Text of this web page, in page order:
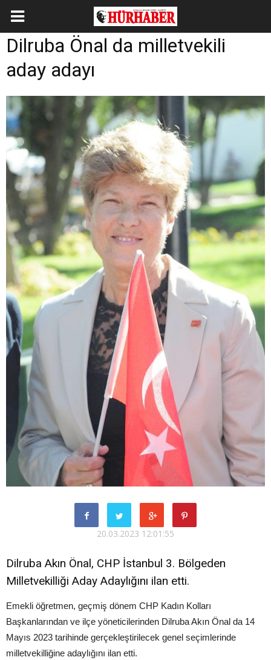
Dilruba Önal da milletvekili
aday adayı
20.03.2023 12:01:55
Dilruba Akın Önal, CHP İstanbul 3. Bölgeden
Milletvekilliği Aday Adaylığını ilan etti.
Emekli öğretmen, geçmiş dönem CHP Kadın Kolları
Başkanlarından ve ilçe yöneticilerinden Dilruba Akın Önal da 14
Mayıs 2023 tarihinde gerçekleştirilecek genel seçimlerinde
milletvekilliğine adaylığını ilan etti.